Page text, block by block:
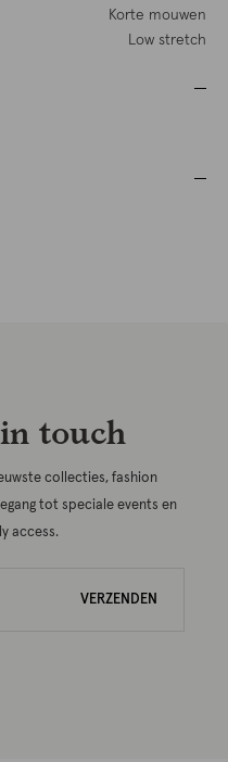
Korte mouwen
Low stretch
touch
collecties, fashion
tot speciale events en
access.
VERZENDEN